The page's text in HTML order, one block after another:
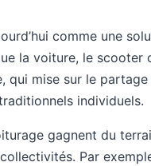
comme une
la voiture, le
qui mise sur le
individuels.
gagnent du
Par